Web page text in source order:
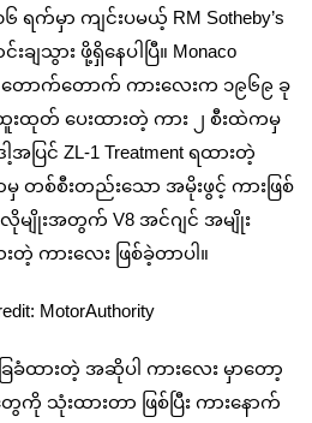
ရက်မှာ ကျင်းပမယ့် RM Sotheby’s
သွား ဖို့ရှိနေပါပြီ။ Monaco
တောက်တောက် ကားလေးက ၁၉၆၉ ခု
ထုတ် ပေးထားတဲ့ ကား ၂ စီးထဲကမှ
အပြင် ZL-1 Treatment ရထားတဲ့
တစ်စီးတည်းသော အမိုးဖွင့် ကားဖြစ်
လိုမျိုးအတွက် V8 အင်ဂျင် အမျိုး
ကားလေး ဖြစ်ခဲ့တာပါ။
MotorAuthority
ေခံထားတဲ့ အဆိုပါ ကားလေး မှာတော့
ကို သုံးထားတာ ဖြစ်ပြီး ကားနောက်